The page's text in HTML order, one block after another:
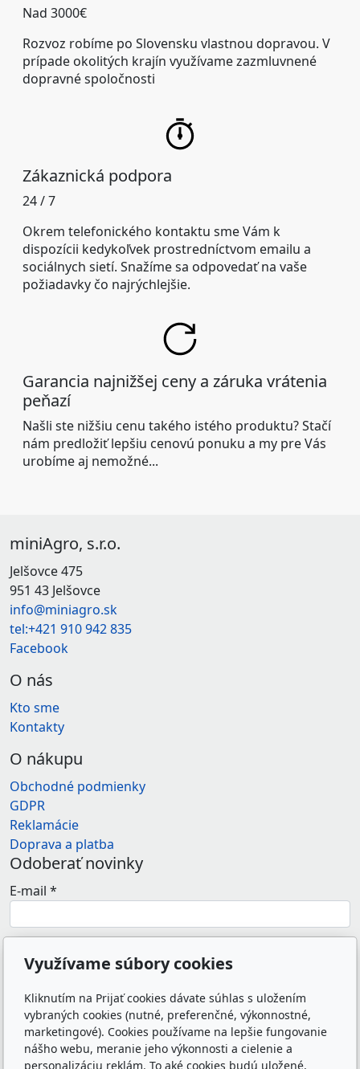
Nad 3000€
Rozvoz robíme po Slovensku vlastnou dopravou. V
prípade okolitých krajín využívame zazmluvnené
dopravné spoločnosti
Zákaznická podpora
24 / 7
Okrem telefonického kontaktu sme Vám k
dispozícii kedykoľvek prostredníctvom emailu a
sociálnych sietí. Snažíme sa odpovedať na vaše
požiadavky čo najrýchlejšie.
Garancia najnižšej ceny a záruka vrátenia
peňazí
Našli ste nižšiu cenu takého istého produktu? Stačí
nám predložiť lepšiu cenovú ponuku a my pre Vás
urobíme aj nemožné...
miniAgro, s.r.o.
Jelšovce 475
951 43 Jelšovce
info@miniagro.sk
tel:+421 910 942 835
Facebook
O nás
Kto sme
Kontakty
O nákupu
Obchodné podmienky
GDPR
Reklamácie
Doprava a platba
Odoberať novinky
E-mail *
mailovej adresy) na marketingové účely
prevádzkovateľa e-shopu.
Odoslaním formulára súhlasím so spracovaním
osobných údajov zadaných do formulára na účely
reakcie prevádzkovateľa webu na odoslanú správu.
Využívame súbory cookies
Kliknutím na Prijať cookies dávate súhlas s uložením
vybraných cookies (nutné, preferenčné, výkonnostné,
marketingové). Cookies používame na lepšie fungovanie
nášho webu, meranie jeho výkonnosti a cielenie a
personalizáciu reklám. To aké cookies budú uložené,